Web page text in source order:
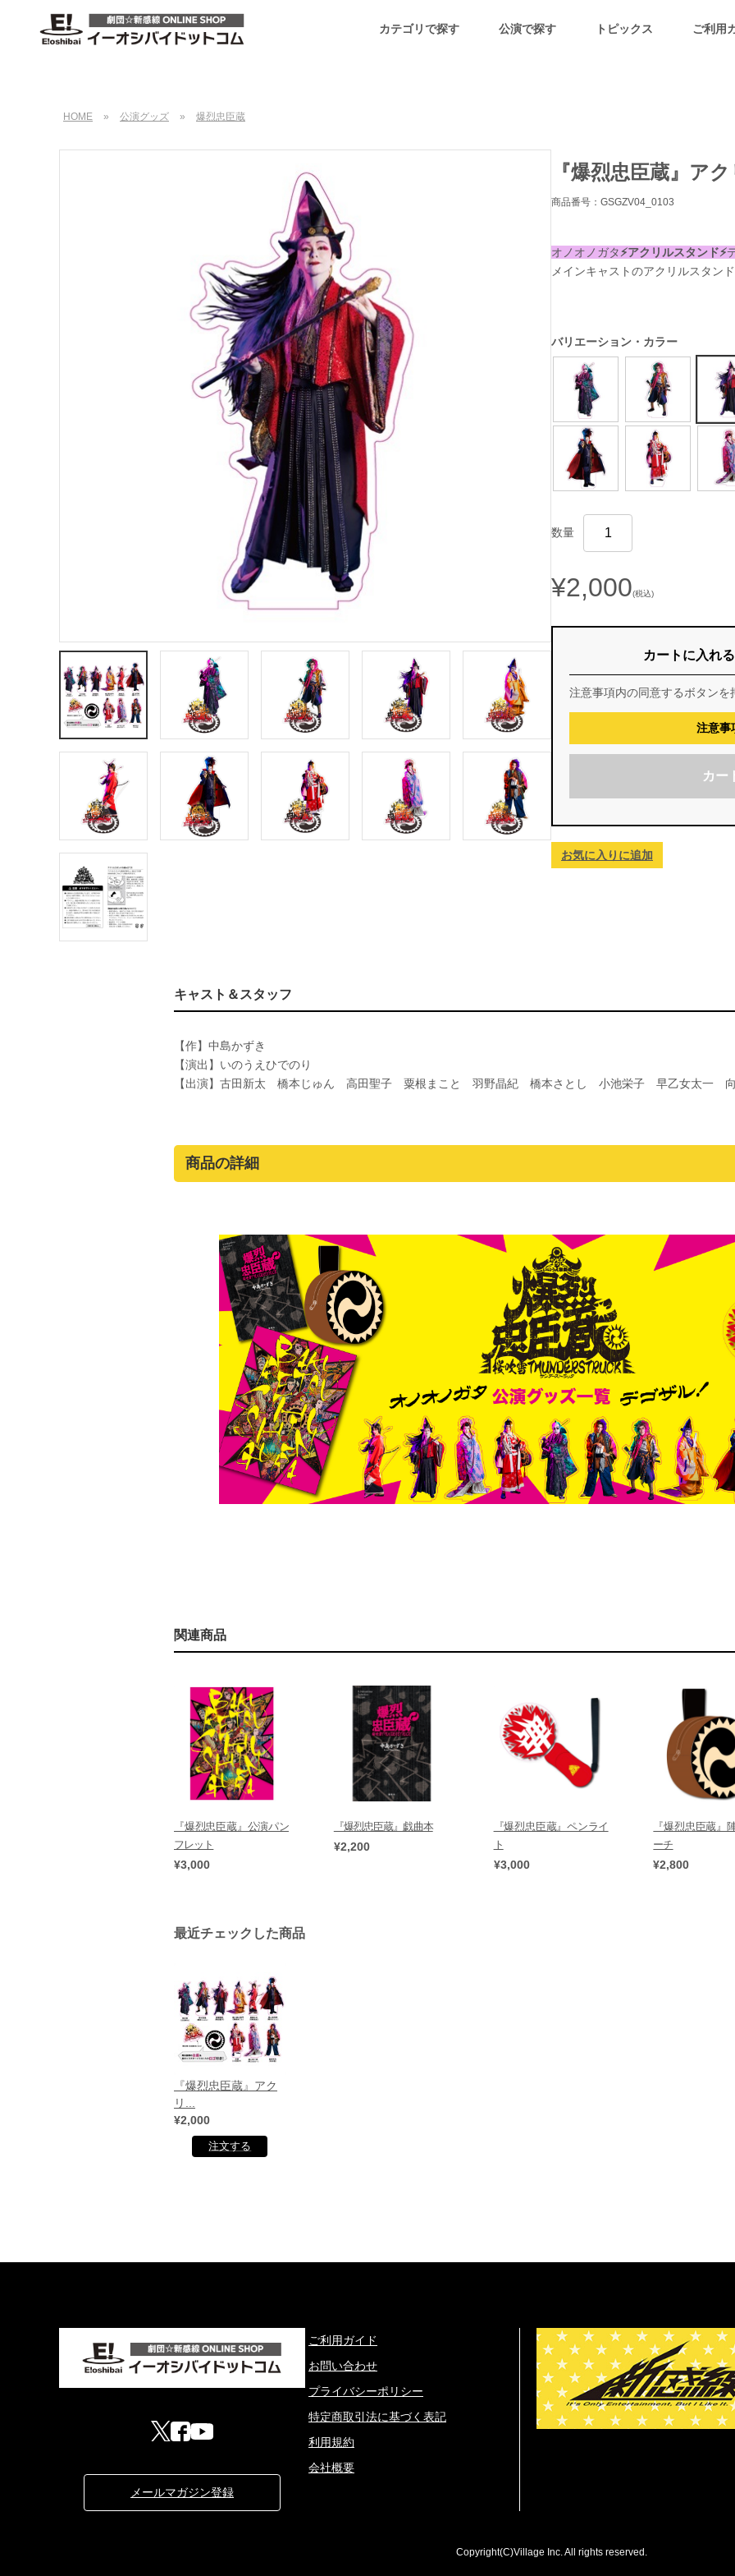
カテゴリで探す 公演で探す トピックス ご利用
HOME » 公演グッズ » 爆烈忠臣蔵
『爆烈忠臣蔵』ア
商品番号：GSGZV04_0103
オノオノガタ⚡️アクリルスタンド⚡️
メインキャストのアクリルスタン
バリエーション・カラー
数量
¥2,000(税込)
カートに入れ
注意事項内の同意するボタン
注意事
カー
お気に入りに追加
キャスト＆スタッフ
【作】中島かずき
【演出】いのうえひでのり
【出演】古田新太 橋本じゅん 高田聖子 粟根まこと 羽野晶紀 橋本さとし 小池栄子 早乙女太一
商品の詳細
関連商品
『爆烈忠臣蔵』公演パン
フレット
¥3,000
『爆烈忠臣蔵』戯曲本
¥2,200
『爆烈忠臣蔵』ペンライ
ト
¥3,000
『爆烈忠臣蔵』
ーチ
¥2,800
最近チェックした商品
『爆烈忠臣蔵』アク
リ...
¥2,000
メールマガジン登録
ご利用ガイド
お問い合わせ
プライバシーポリシー
特定商取引法に基づく表記
利用規約
会社概要
Copyright(C)Village Inc. All rights reserved.